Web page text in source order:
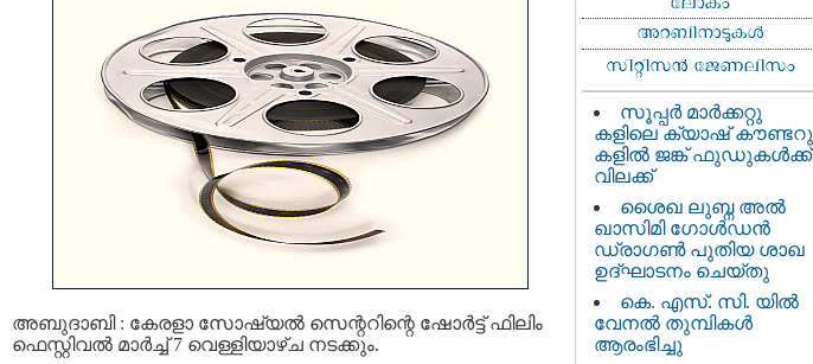
അബുദാബി : കേരളാ സോഷ്യല്‍ സെന്ററിന്റെ ഷോര്‍ട്ട് ഫിലിം
ഫെസ്റ്റിവല്‍ മാര്‍ച്ച് 7 വെള്ളിയാഴ്ച നടക്കും.
സൂപ്പർ മാർക്കറ്റു
കളിലെ ക്യാഷ് കൗണ്ടറു
കളിൽ ജങ്ക് ഫുഡുകൾക്ക്
വിലക്ക്
ശൈഖ ലുബ്ന അൽ
ഖാസിമി ഗോൾഡൻ
ഡ്രാഗൺ പുതിയ ശാഖ
ഉദ്ഘാടനം ചെയ്തു
കെ. എസ്. സി. യിൽ
വേനൽ തുമ്പികൾ
ആരംഭിച്ചു